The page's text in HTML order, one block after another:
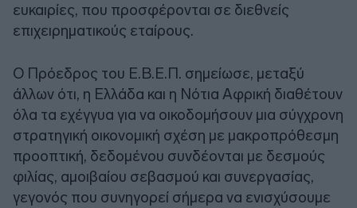
ευκαιρίες, που προσφέρονται σε διεθνείς
επιχειρηματικούς εταίρους.
Ο Πρόεδρος του Ε.Β.Ε.Π. σημείωσε, μεταξύ
άλλων ότι, η Ελλάδα και η Νότια Αφρική διαθέτουν
όλα τα εχέγγυα για να οικοδομήσουν μια σύγχρονη
στρατηγική οικονομική σχέση με μακροπρόθεσμη
προοπτική, δεδομένου συνδέονται με δεσμούς
φιλίας, αμοιβαίου σεβασμού και συνεργασίας,
γεγονός που συνηγορεί σήμερα να ενισχύσουμε